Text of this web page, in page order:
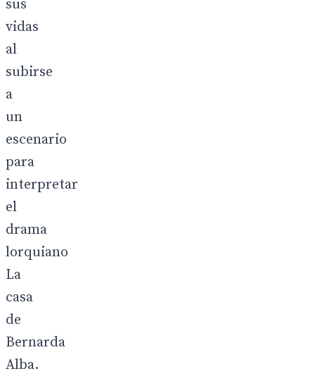
sus
vidas
al
subirse
a
un
escenario
para
interpretar
el
drama
lorquiano
La
casa
de
Bernarda
Alba.